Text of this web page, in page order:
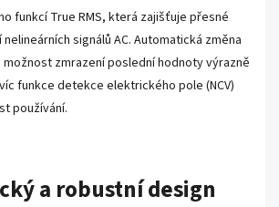
funkcí True RMS, která zajišťuje přesné
signálů AC. Automatická změna
možnost zmrazení poslední hodnoty výrazně
funkce detekce elektrického pole (NCV)
používání.
a robustní design